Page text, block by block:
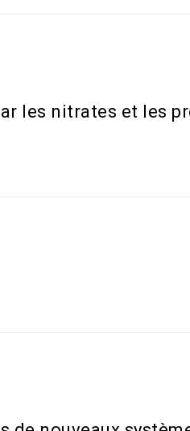
les nitrates et les